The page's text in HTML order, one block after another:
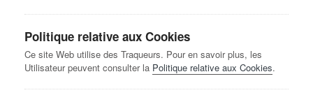
Politique relative aux Cookies
Ce site Web utilise des Traqueurs. Pour en savoir plus, les
Utilisateur peuvent consulter la Politique relative aux Cookies.